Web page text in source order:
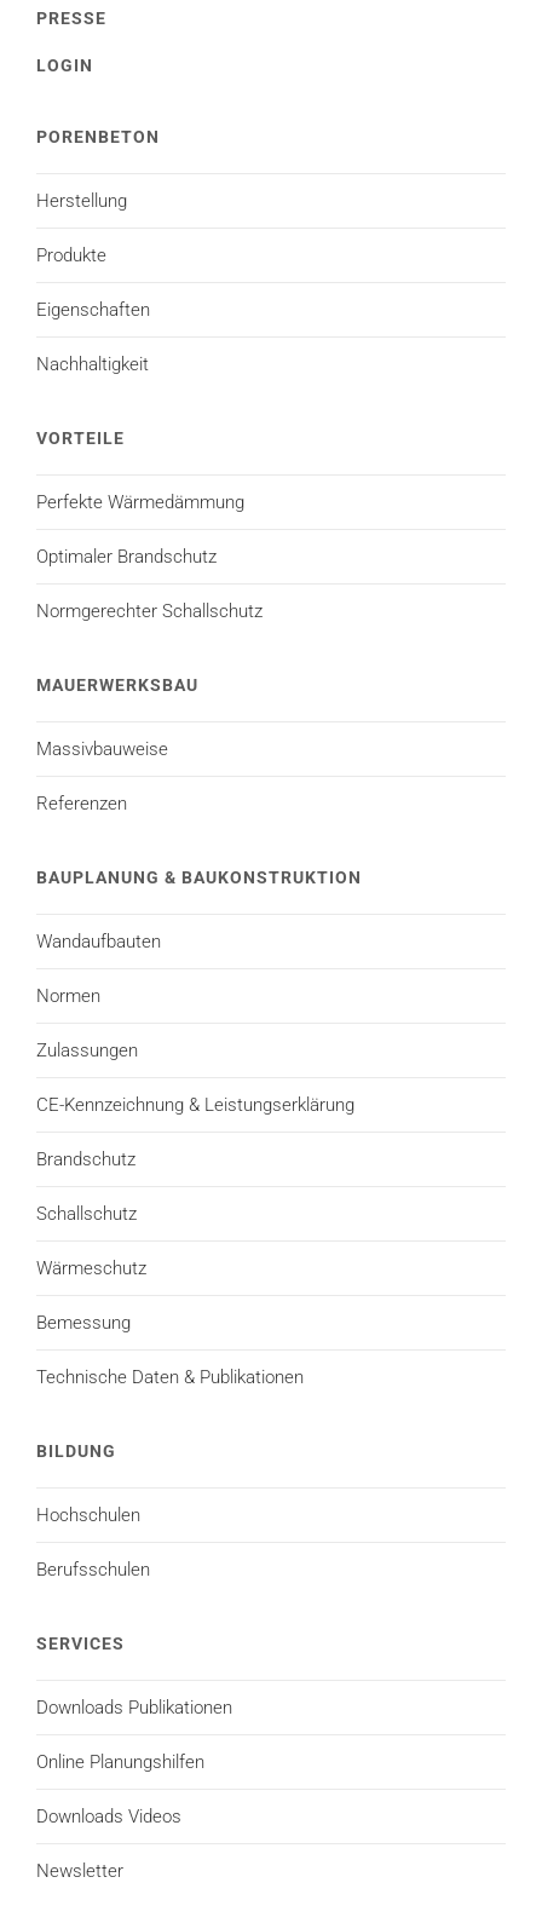
PRESSE
LOGIN
PORENBETON
Herstellung
Produkte
Eigenschaften
Nachhaltigkeit
VORTEILE
Perfekte Wärmedämmung
Optimaler Brandschutz
Normgerechter Schallschutz
MAUERWERKSBAU
Massivbauweise
Referenzen
BAUPLANUNG & BAUKONSTRUKTION
Wandaufbauten
Normen
Zulassungen
CE-Kennzeichnung & Leistungserklärung
Brandschutz
Schallschutz
Wärmeschutz
Bemessung
Technische Daten & Publikationen
BILDUNG
Hochschulen
Berufsschulen
SERVICES
Downloads Publikationen
Online Planungshilfen
Downloads Videos
Newsletter